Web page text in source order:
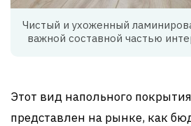
Чистый и ухоженный
важной составной частью
Этот вид напольного
представлен на рынке, как